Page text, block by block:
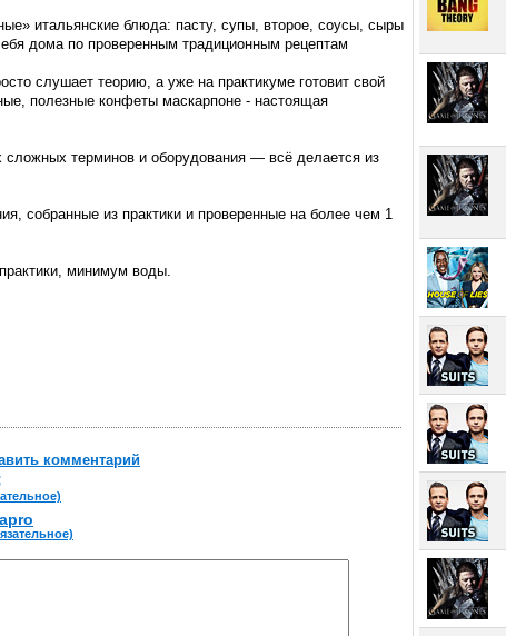
итальянские блюда: пасту, супы, второе, соусы, сыры
дома по проверенным традиционным рецептам
слушает теорию, а уже на практикуме готовит свой
полезные конфеты маскарпоне - настоящая
сложных терминов и оборудования — всё делается из
собранные из практики и проверенные на более чем 1
минимум воды.
комментарий